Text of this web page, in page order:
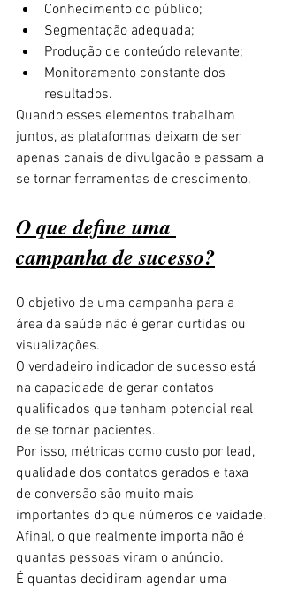
Conhecimento do público;
Segmentação adequada;
Produção de conteúdo relevante;
Monitoramento constante dos
resultados.
Quando esses elementos trabalham
juntos, as plataformas deixam de ser
apenas canais de divulgação e passam a
se tornar ferramentas de crescimento.
O que define uma
campanha de sucesso?
O objetivo de uma campanha para a
área da saúde não é gerar curtidas ou
visualizações.
O verdadeiro indicador de sucesso está
na capacidade de gerar contatos
qualificados que tenham potencial real
de se tornar pacientes.
Por isso, métricas como custo por lead,
qualidade dos contatos gerados e taxa
de conversão são muito mais
importantes do que números de vaidade.
Afinal, o que realmente importa não é
quantas pessoas viram o anúncio.
É quantas decidiram agendar uma